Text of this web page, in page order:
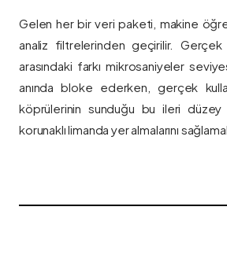
Gelen her bir veri paketi, makine
analiz filtrelerinden geçirilir. Gerçek
arasındaki farkı mikrosaniyeler
anında bloke ederken, gerçek
köprülerinin sunduğu bu ileri düzey
korunaklı limanda yer almalarını